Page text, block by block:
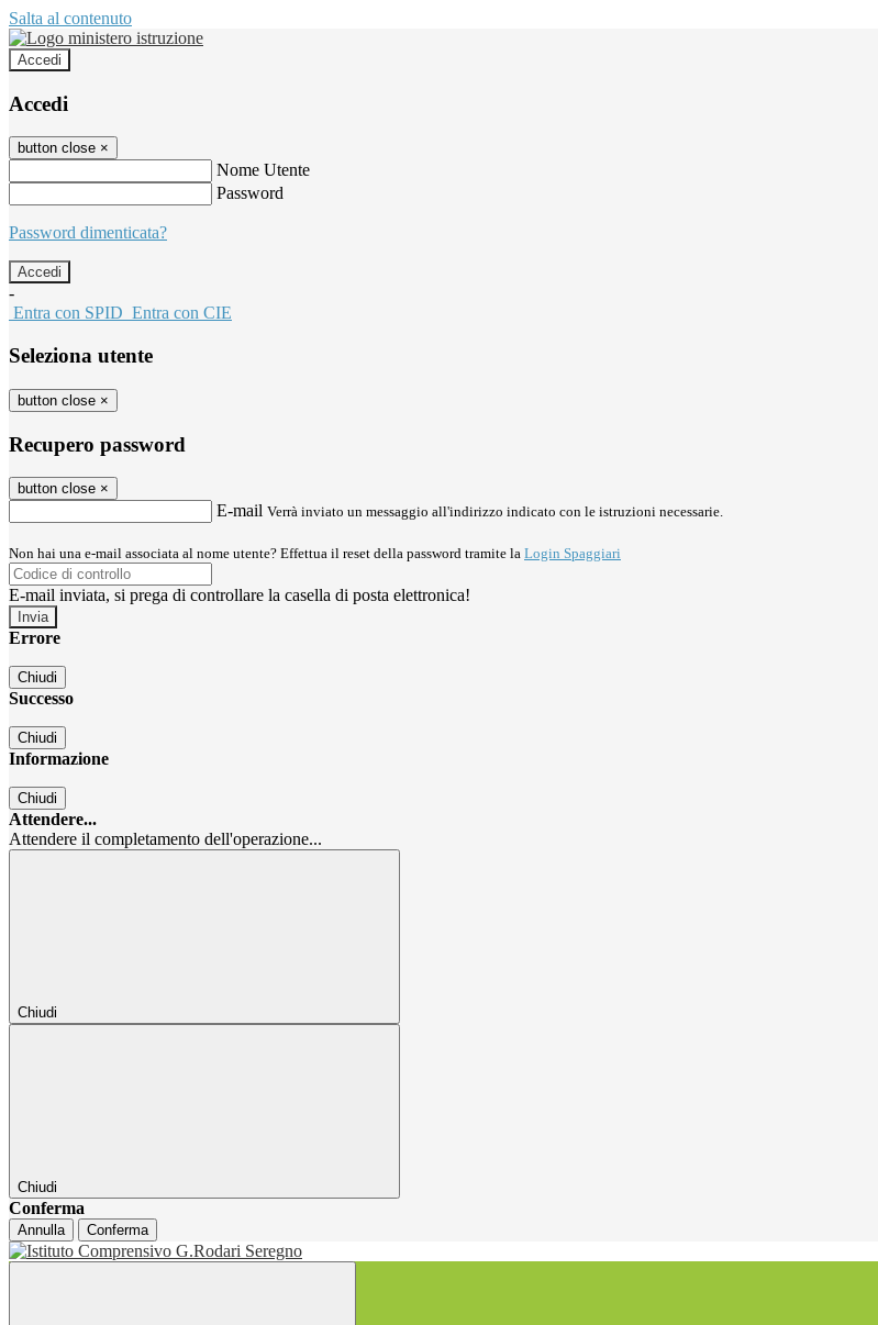
Salta al contenuto
Accedi
Accedi
button close ×
Nome Utente
Password
Password dimenticata?
-
Entra con SPID Entra con CIE
Seleziona utente
button close ×
Recupero password
button close ×
E-mail Verrà inviato un messaggio all'indirizzo indicato con le istruzioni necessarie.
Non hai una e-mail associata al nome utente? Effettua il reset della password tramite la Login Spaggiari
E-mail inviata, si prega di controllare la casella di posta elettronica!
Errore
Chiudi
Successo
Chiudi
Informazione
Chiudi
Attendere...
Attendere il completamento dell'operazione...
Chiudi
Chiudi
Conferma
Annulla Conferma